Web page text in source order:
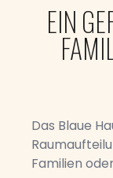
EIN
Das Blaue
Familien